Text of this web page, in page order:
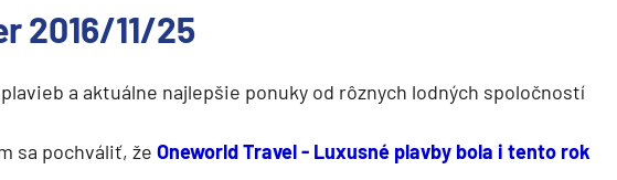
2016/11/25
a aktuálne najlepšie ponuky od rôznych lodných spoločností
sa pochváliť, že Oneworld Travel - Luxusné plavby bola i tento rok